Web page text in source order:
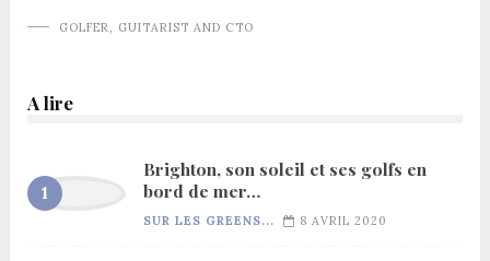
GOLFER, GUITARIST AND CTO
A lire
Brighton, son soleil et ses golfs en
bord de mer…
SUR LES GREENS... 8 AVRIL 2020